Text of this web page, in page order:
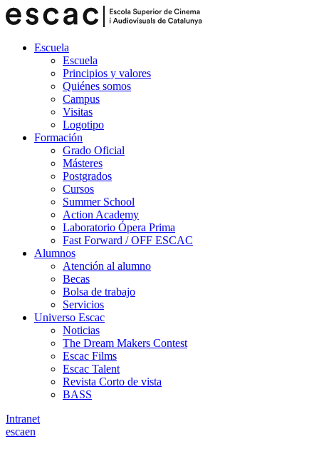
Escuela
Escuela
Principios y valores
Quiénes somos
Campus
Visitas
Logotipo
Formación
Grado Oficial
Másteres
Postgrados
Cursos
Summer School
Action Academy
Laboratorio Ópera Prima
Fast Forward / OFF ESCAC
Alumnos
Atención al alumno
Becas
Bolsa de trabajo
Servicios
Universo Escac
Noticias
The Dream Makers Contest
Escac Films
Escac Talent
Revista Corto de vista
BASS
Intranet
escaen